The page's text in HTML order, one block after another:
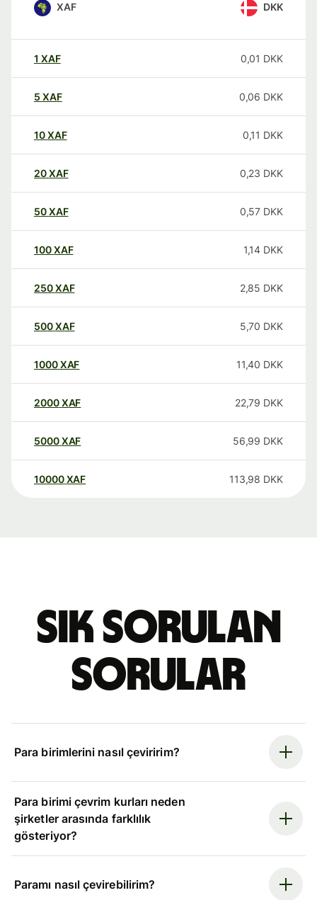
XAF DKK
1 XAF 0,01 DKK
5 XAF 0,06 DKK
10XAF 0,11 DKK
20XAF 0,23 DKK
50XAF 0,57 DKK
100XAF 1,14 DKK
250XAF 2,85 DKK
500XAF 5,70 DKK
1000XAF 11,40 DKK
2000XAF 22,79 DKK
5000XAF 56,99 DKK
10000 XAF 113,98 DKK
Sık sorulan
sorular
Para birimlerini nasıl çeviririm?
Para birimi çevrim kurları neden
şirketler arasında farklılık
gösteriyor?
Paramı nasıl çevirebilirim?